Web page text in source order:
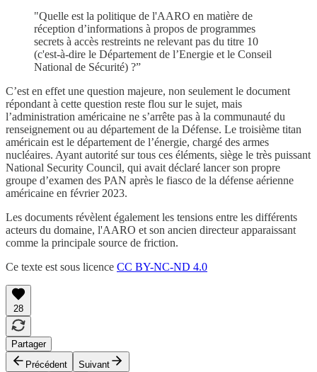
"Quelle est la politique de l'AARO en matière de
réception d’informations à propos de programmes
secrets à accès restreints ne relevant pas du titre 10
(c'est-à-dire le Département de l’Energie et le Conseil
National de Sécurité) ?”
C’est en effet une question majeure, non seulement le document
répondant à cette question reste flou sur le sujet, mais
l’administration américaine ne s’arrête pas à la communauté du
renseignement ou au département de la Défense. Le troisième titan
américain est le département de l’énergie, chargé des armes
nucléaires. Ayant autorité sur tous ces éléments, siège le très puissant
National Security Council, qui avait déclaré lancer son propre
groupe d’examen des PAN après le fiasco de la défense aérienne
américaine en février 2023.
Les documents révèlent également les tensions entre les différents
acteurs du domaine, l'AARO et son ancien directeur apparaissant
comme la principale source de friction.
Ce texte est sous licence CC BY-NC-ND 4.0
28
Partager
Précédent
Suivant